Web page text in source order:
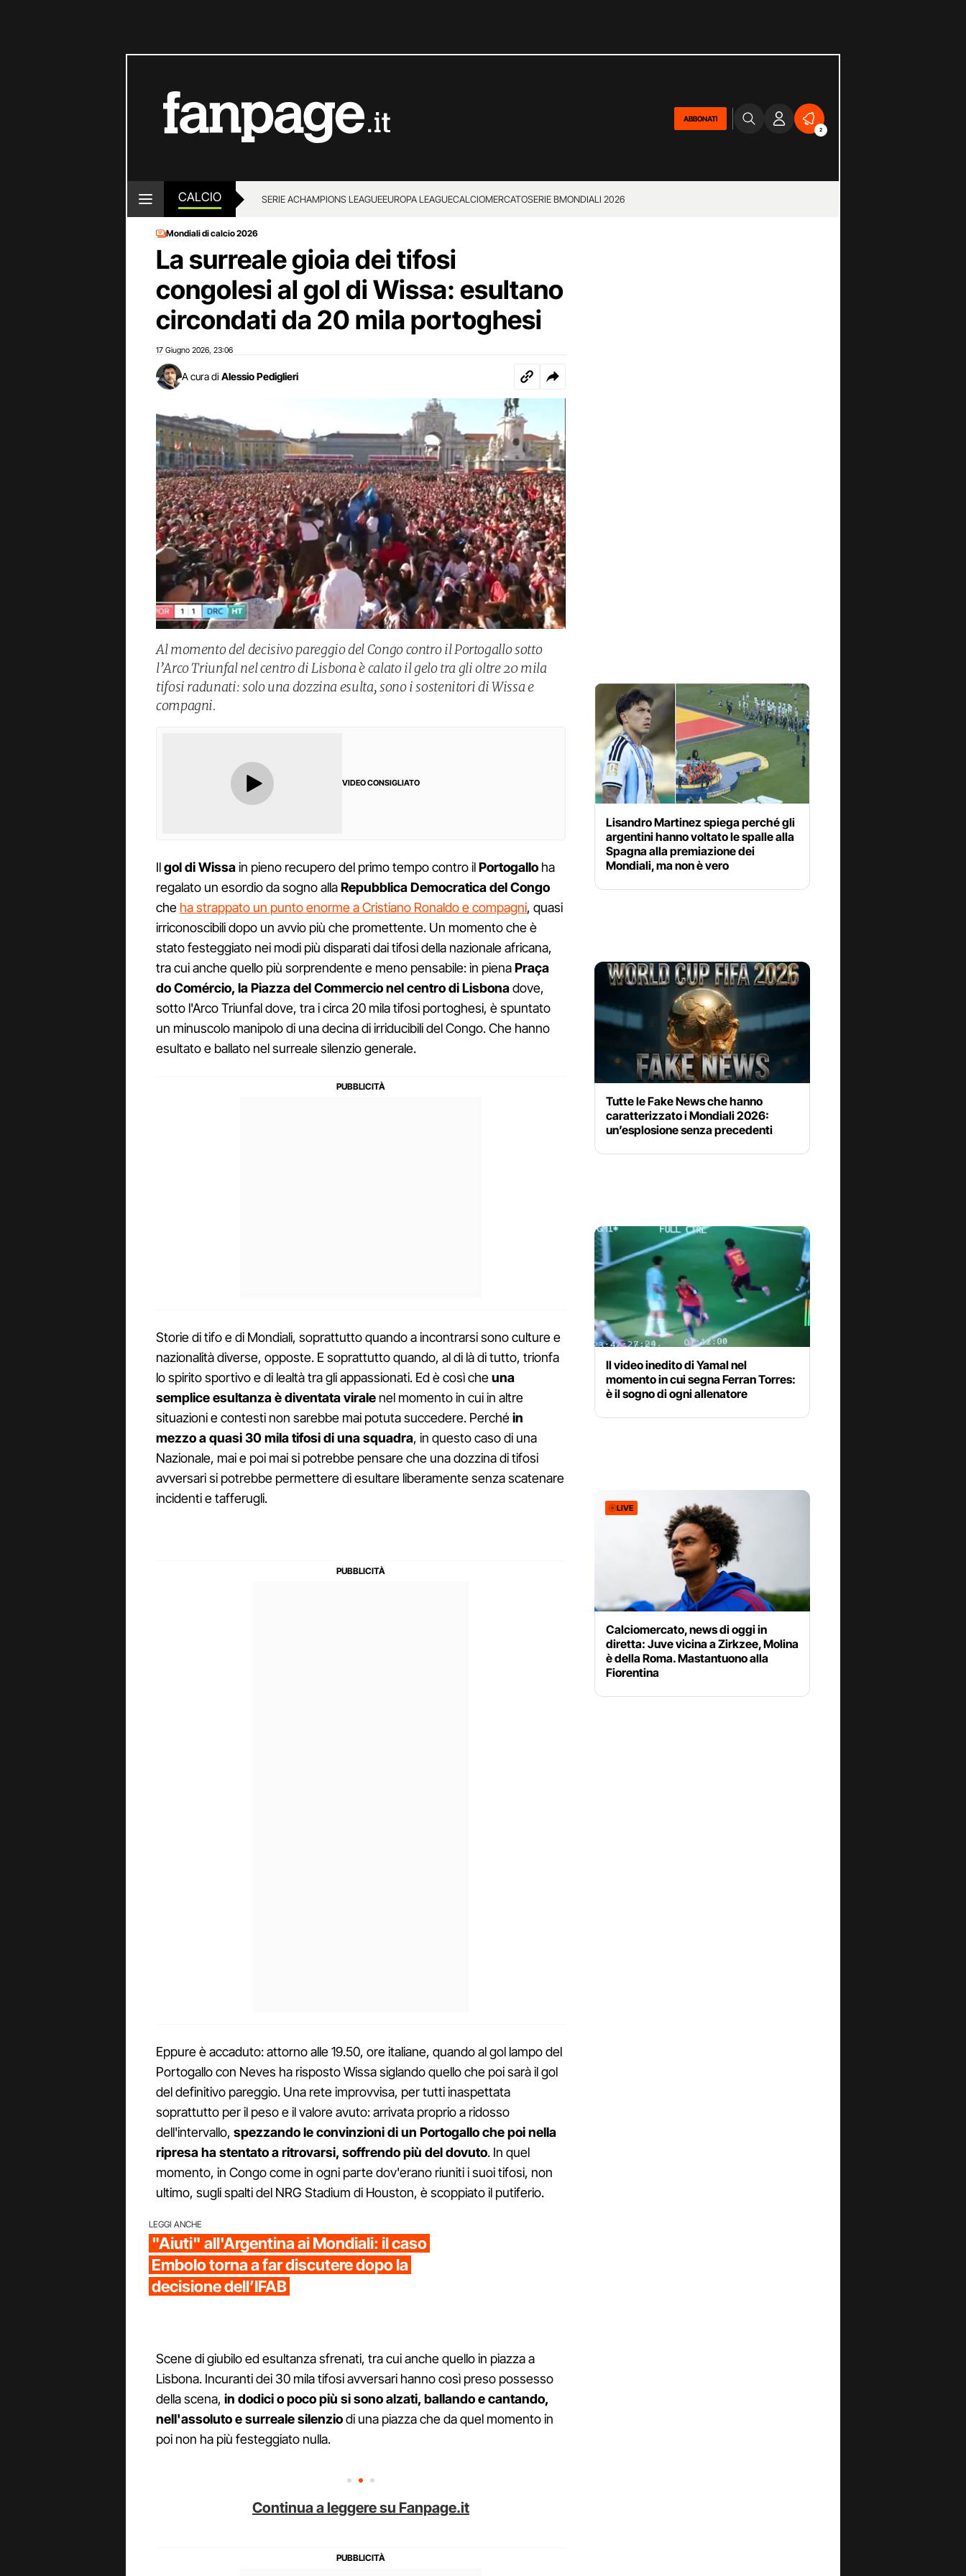
ABBONATI
2
CALCIO SERIE ACHAMPIONS LEAGUEEUROPA LEAGUECALCIOMERCATOSERIE BMONDIALI 2026
Mondiali di calcio 2026
La surreale gioia dei tifosi
congolesi al gol di Wissa: esultano
circondati da 20 mila portoghesi
17 Giugno 2026 23:06
A cura di Alessio Pediglieri
Al momento del decisivo pareggio del Congo contro il Portogallo sotto
l’Arco Triunfal nel centro di Lisbona è calato il gelo tra gli oltre 20 mila
tifosi radunati: solo una dozzina esulta, sono i sostenitori di Wissa e
compagni.
VIDEO CONSIGLIATO
Ilgol di Wissain pieno recupero del primo tempo contro ilPortogallo ha
regalato un esordio da sogno allaRepubblica Democratica del Congo
che ha strappato un punto enorme a Cristiano Ronaldo e compagni, quasi
irriconoscibili dopo un avvio più che promettente. Un momento che è
stato festeggiato nei modi più disparati dai tifosi della nazionale africana,
tra cui anche quello più sorprendente e meno pensabile: in pienaPraça
do Comércio, la Piazza del Commercio nel centro di Lisbonadove,
sotto l'Arco Triunfal dove, tra i circa 20 mila tifosi portoghesi, è spuntato
un minuscolo manipolo di una decina di irriducibili del Congo. Che hanno
esultato e ballato nel surreale silenzio generale.
Storie di tifo e di Mondiali, soprattutto quando a incontrarsi sono culture e
nazionalità diverse, opposte. E soprattutto quando, al di là di tutto, trionfa
lo spirito sportivo e di lealtà tra gli appassionati. Ed è così cheuna
semplice esultanza è diventata virale nel momento in cui in altre
situazioni e contesti non sarebbe mai potuta succedere. Perchéin
mezzo a quasi 30 mila tifosi di una squadra, in questo caso di una
Nazionale, mai e poi mai si potrebbe pensare che una dozzina di tifosi
avversari si potrebbe permettere di esultare liberamente senza scatenare
incidenti e tafferugli.
Eppure è accaduto: attorno alle 19.50, ore italiane, quando al gol lampo del
Portogallo con Neves ha risposto Wissa siglando quello che poi sarà il gol
del definitivo pareggio. Una rete improvvisa, per tutti inaspettata
soprattutto per il peso e il valore avuto: arrivata proprio a ridosso
dell'intervallo, spezzando le convinzioni di un Portogallo che poi nella
ripresa ha stentato a ritrovarsi, soffrendo più del dovuto. In quel
momento, in Congo come in ogni parte dov'erano riuniti i suoi tifosi, non
ultimo, sugli spalti del NRG Stadium di Houston, è scoppiato il putiferio.
LEGGI ANCHE
"Aiuti" all'Argentina ai Mondiali: il caso
Embolo torna a far discutere dopo la
decisione dell’IFAB
Scene di giubilo ed esultanza sfrenati, tra cui anche quello in piazza a
Lisbona. Incuranti dei 30 mila tifosi avversari hanno così preso possesso
della scena, in dodici o poco più si sono alzati, ballando e cantando,
nell'assoluto e surreale silenziodi una piazza che da quel momento in
poi non ha più festeggiato nulla.
Continua a leggere su Fanpage.it
Lisandro Martinez spiega perché gli
argentini hanno voltato le spalle alla
Spagna alla premiazione dei
Mondiali, ma non è vero
Tutte le Fake News che hanno
caratterizzato i Mondiali 2026:
un’esplosione senza precedenti
Il video inedito di Yamal nel
momento in cui segna Ferran Torres:
è il sogno di ogni allenatore
LIVE
Calciomercato, news di oggi in
diretta: Juve vicina a Zirkzee, Molina
è della Roma. Mastantuono alla
Fiorentina